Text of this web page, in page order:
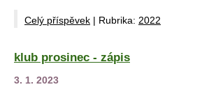
Celý příspěvek | Rubrika: 2022
klub prosinec - zápis
3. 1. 2023